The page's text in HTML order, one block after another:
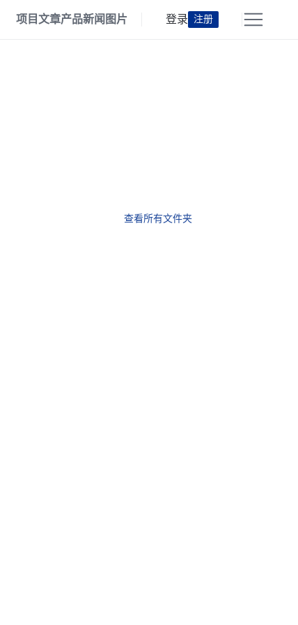
项目文章产品新闻 图片 登录 注册
查看所有文件夹